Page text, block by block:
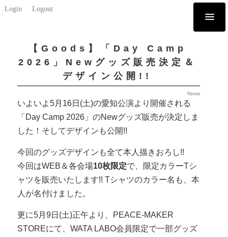
Login Logout
【Goods】「Day Camp
2026」Newグッズ販売決定＆
デザイン公開!!
News
いよいよ5月16日(土)の愛知公演より開催される
「Day Camp 2026」のNewグッズ販売が決定しま
した！そしてデザインも公開!!
今回のグッズデザインも全て本人描きおろし!!
今回はWEB＆各会場10枚限定で、限定カラーTシ
ャツを販売いたします!! Tシャツのカラー名も、本
人が名付けました。
更に5月9日(土)正午より、PEACE-MAKER
STOREにて、WATA LABO会員限定で一部グッズ